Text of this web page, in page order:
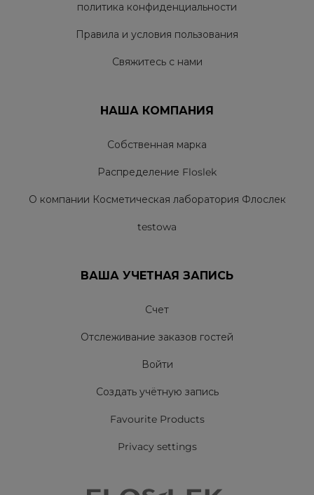
политика конфиденциальности
Правила и условия пользования
Свяжитесь с нами
НАША КОМПАНИЯ
Собственная марка
Распределение Floslek
О компании Косметическая лаборатория Флослек
testowa
ВАША УЧЕТНАЯ ЗАПИСЬ
Счет
Отслеживание заказов гостей
Войти
Создать учётную запись
Favourite Products
Privacy settings